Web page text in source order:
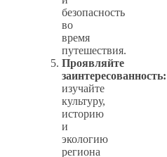
безопасность
во
время
путешествия.
Проявляйте
заинтересованность:
изучайте
культуру,
историю
и
экологию
региона